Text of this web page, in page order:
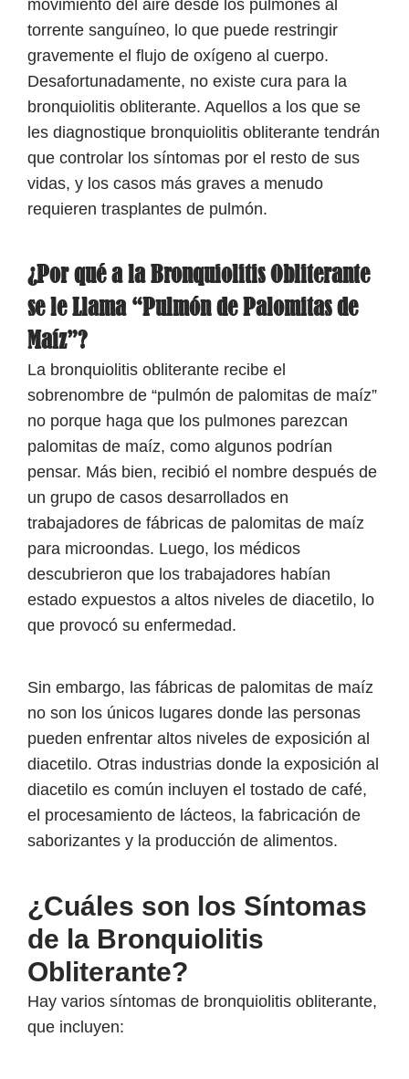
movimiento del aire desde los pulmones al
torrente sanguíneo, lo que puede restringir
gravemente el flujo de oxígeno al cuerpo.
Desafortunadamente, no existe cura para la
bronquiolitis obliterante. Aquellos a los que se
les diagnostique bronquiolitis obliterante tendrán
que controlar los síntomas por el resto de sus
vidas, y los casos más graves a menudo
requieren trasplantes de pulmón.
¿Por qué a la Bronquiolitis Obliterante
se le Llama “Pulmón de Palomitas de
Maíz”?
La bronquiolitis obliterante recibe el
sobrenombre de “pulmón de palomitas de maíz”
no porque haga que los pulmones parezcan
palomitas de maíz, como algunos podrían
pensar. Más bien, recibió el nombre después de
un grupo de casos desarrollados en
trabajadores de fábricas de palomitas de maíz
para microondas. Luego, los médicos
descubrieron que los trabajadores habían
estado expuestos a altos niveles de diacetilo, lo
que provocó su enfermedad.
Sin embargo, las fábricas de palomitas de maíz
no son los únicos lugares donde las personas
pueden enfrentar altos niveles de exposición al
diacetilo. Otras industrias donde la exposición al
diacetilo es común incluyen el tostado de café,
el procesamiento de lácteos, la fabricación de
saborizantes y la producción de alimentos.
¿Cuáles son los Síntomas
de la Bronquiolitis
Obliterante?
Hay varios síntomas de bronquiolitis obliterante,
que incluyen: